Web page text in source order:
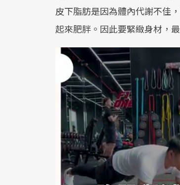
皮下脂肪是因為體內代謝不佳
起來肥胖。因此要緊緻身材，